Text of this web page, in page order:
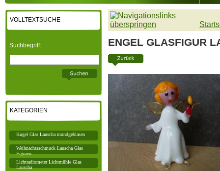
ENGEL GLASFIGUR
VOLLTEXTSUCHE
Suchbegriff:
KATEGORIEN
Kugel Glas Lauscha mundgeblasen
Weihnachtsschmuck Lauscha Glas
Figuren
Lichtradiometer Lichtmühle Glas
Lauscha